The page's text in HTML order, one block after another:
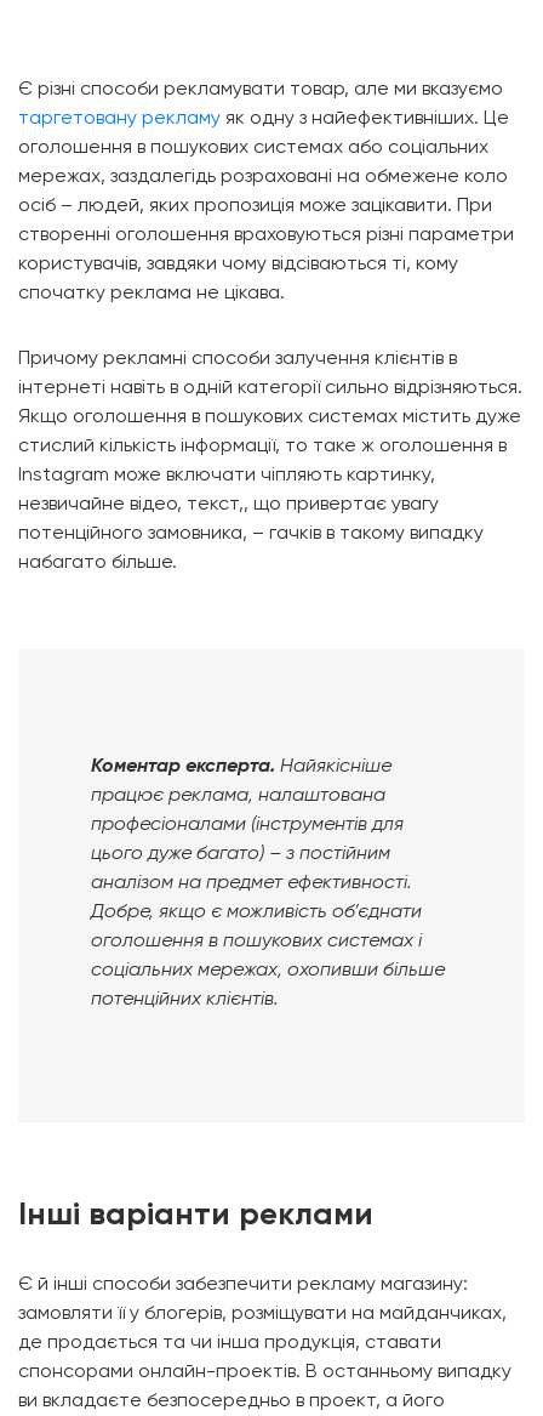
Є різні способи рекламувати товар, але ми вказуємо
таргетовану рекламу як одну з найефективніших. Це
оголошення в пошукових системах або соціальних
мережах, заздалегідь розраховані на обмежене коло
осіб – людей, яких пропозиція може зацікавити. При
створенні оголошення враховуються різні параметри
користувачів, завдяки чому відсіваються ті, кому
спочатку реклама не цікава.
Причому рекламні способи залучення клієнтів в
інтернеті навіть в одній категорії сильно відрізняються.
Якщо оголошення в пошукових системах містить дуже
стислий кількість інформації, то таке ж оголошення в
Instagram може включати чіпляють картинку,
незвичайне відео, текст,, що привертає увагу
потенційного замовника, – гачків в такому випадку
набагато більше.
Коментар експерта. Найякісніше
працює реклама, налаштована
професіоналами (інструментів для
цього дуже багато) – з постійним
аналізом на предмет ефективності.
Добре, якщо є можливість об’єднати
оголошення в пошукових системах і
соціальних мережах, охопивши більше
потенційних клієнтів.
Інші варіанти реклами
Є й інші способи забезпечити рекламу магазину:
замовляти її у блогерів, розміщувати на майданчиках,
де продається та чи інша продукція, ставати
спонсорами онлайн-проектів. В останньому випадку
ви вкладаєте безпосередньо в проект, а його